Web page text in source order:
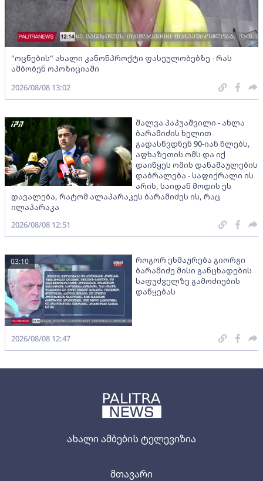
ახალი ამბების ტელევიზია
მთავარი
"ოცნების" ახალი კანონპროქტი ფასეულობებზე - რას
ამბობენ ოპოზიციაში
2026/08/08 13:02
შალვა პაპუაშვილი - ახლა
ბარამიძის ხელით
გადასწვდნენ 90-იან წლებს,
აფხაზეთის ომს და იქ
დაიწყეს ომის დანაშაულების
დაბრალება - საფიქრალი ის
არის, საიდან მოდის ეს
დავალება, რატომ ალაპარაკეს ბარამიძეს ის, რაც
ილაპარაკა
2026/08/08 12:51
როგორ ეხმაურება გიორგი
ბარამიძე მისი განცხადების
საფუძველზე გამოძიების
დაწყებას
03:10
2026/08/08 12:47